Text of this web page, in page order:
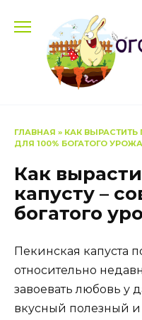
содержанию
ГЛАВНАЯ » КАК ВЫРАСТИТЬ
ДЛЯ 100% БОГАТОГО
Как
капусту –
богатого
Пекинская капуста
относительно
завоевать любовь у
вкусный полезный